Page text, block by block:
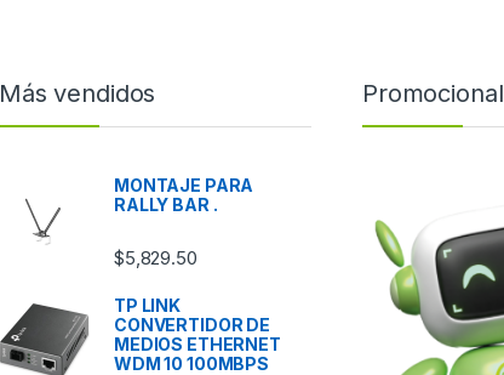
Más vendidos
MONTAJE PARA
RALLY BAR .
$5,829.50
TP LINK
CONVERTIDOR DE
MEDIOS ETHERNET
WDM 10 100MBPS
Promocional